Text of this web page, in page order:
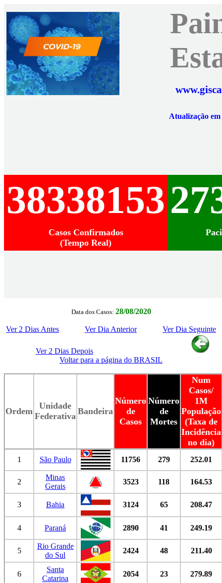
Atualização
38338153
Casos Confirmados
(Tempo Real)
Data dos Casos: 28/08/2020
Ver 2 Dias Antes Ver Dia Anterior Ver Dia Seguinte
Ver 2 Dias Depois
Voltar para a página do BRASIL
Ordem
Unidade
Federativa Bandeira
Número
de
Casos
Número
de
Mortes
Num
Casos/
1M
População
(Taxa de
Incidência
no dia)
1 São Paulo 11756 279 252.01
2
Minas
Gerais
3523 118 164.53
3 Bahia 3124 65 208.47
4 Paraná 2890 41 249.19
5
Rio Grande
do Sul
2424 48 211.40
6
Santa
Catarina
2054 23 279.89